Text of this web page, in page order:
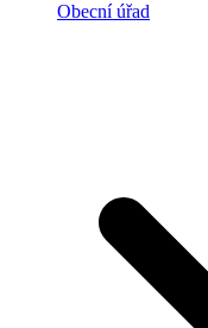
Obecní úřad